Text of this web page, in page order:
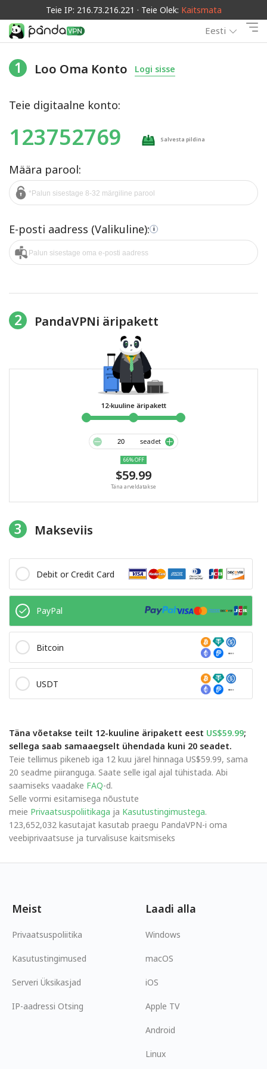
Teie IP: 216.73.216.221 · Teie Olek: Kaitsmata
Eesti
1 Loo Oma Konto Logi sisse
Teie digitaalne konto:
123752769 Salvesta pildina
Määra parool:
E-posti aadress (Valikuline): i
2 PandaVPNi äripakett
12-kuuline äripakett
seadet
66% OFF
$59.99
Täna arveldatakse
3 Makseviis
Debit or Credit Card
PayPal
Bitcoin
USDT
Täna võetakse teilt 12-kuuline äripakett eest US$59.99;
sellega saab samaaegselt ühendada kuni 20 seadet.
Teie tellimus pikeneb iga 12 kuu järel hinnaga US$59.99, sama
20 seadme piiranguga. Saate selle igal ajal tühistada. Abi
saamiseks vaadake FAQ-d.
Selle vormi esitamisega nõustute
meie Privaatsuspoliitikaga ja Kasutustingimustega.
123,652,032 kasutajat kasutab praegu PandaVPN-i oma
veebiprivaatsuse ja turvalisuse kaitsmiseks
Meist
Privaatsuspoliitika
Kasutustingimused
Serveri Üksikasjad
IP-aadressi Otsing
Laadi alla
Windows
macOS
iOS
Apple TV
Android
Linux